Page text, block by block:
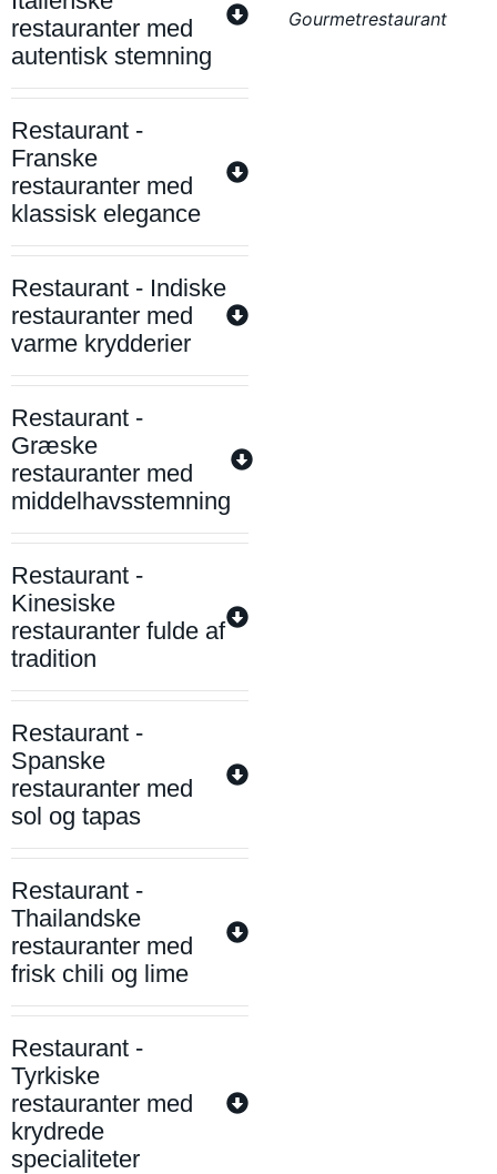
restauranter med
autentisk stemning
Restaurant -
Franske
restauranter med
klassisk elegance
Restaurant - Indiske
restauranter med
varme krydderier
Restaurant -
Græske
restauranter med
middelhavsstemning
Restaurant -
Kinesiske
restauranter fulde af
tradition
Restaurant -
Spanske
restauranter med
sol og tapas
Restaurant -
Thailandske
restauranter med
frisk chili og lime
Restaurant -
Tyrkiske
restauranter med
krydrede
specialiteter
Gourmetrestaurant